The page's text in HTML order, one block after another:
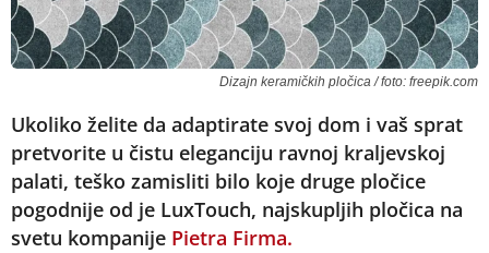
Dizajn keramičkih pločica / foto: freepik.com
Ukoliko želite da adaptirate svoj dom i vaš sprat
pretvorite u čistu eleganciju ravnoj kraljevskoj
palati, teško zamisliti bilo koje druge pločice
pogodnije od je LuxTouch, najskupljih pločica na
svetu kompanije Pietra Firma.